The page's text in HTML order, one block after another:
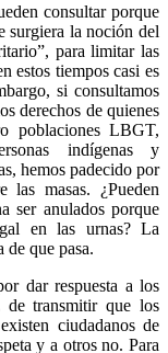
consultar porque
surgiera la noción del
para limitar las
estos tiempos casi es
si consultamos
derechos de quienes
poblaciones LBGT,
indígenas y
hemos padecido por
masas. ¿Pueden
ser anulados porque
en las urnas? La
de que pasa.
respuesta a los
de transmitir que los
ciudadanos de
y a otros no. Para